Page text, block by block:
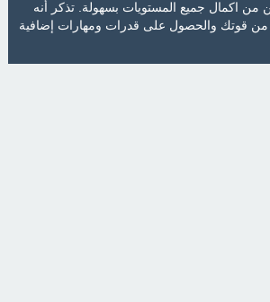
من اكمال جميع المستويات بسهولة. تذكر أنه
من قوتك والحصول على قدرات ومهارات إضافية